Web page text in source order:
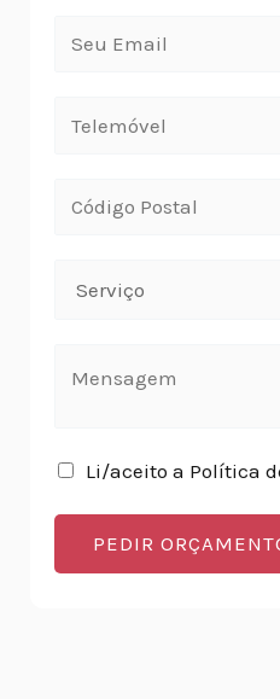
Li/aceito a Política
PEDIR